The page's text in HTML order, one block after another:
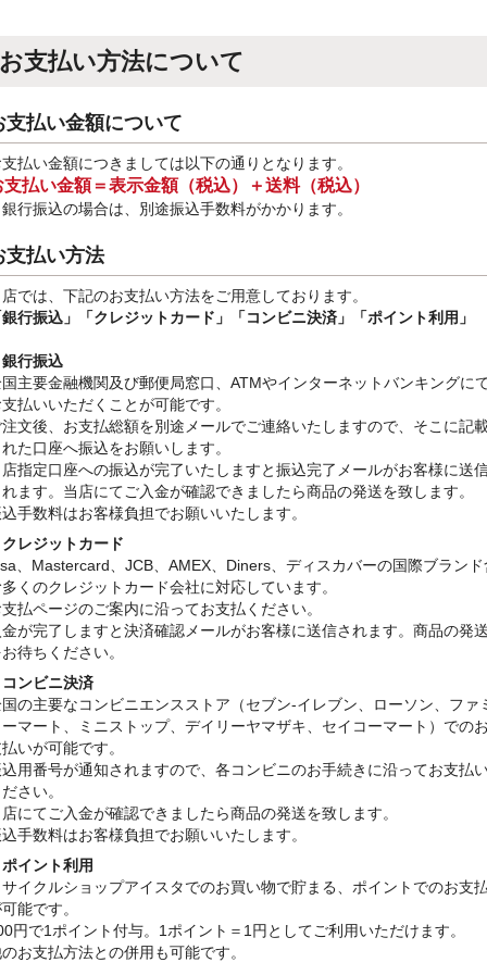
お支払い方法について
支払い金額について
払い金額につきましては以下の通りとなります。
支払い金額＝表示金額（税込）＋送料（税込）
行振込の場合は、別途振込手数料がかかります。
支払い方法
では、下記のお支払い方法をご用意しております。
行振込」
「クレジットカード」「コンビニ決済」「ポイント利用」
行振込
主要金融機関及び郵便局窓口、ATMやインターネットバンキングに
払いいただくことが可能です。
文後、お支払総額を別途メールでご連絡いたしますので、そこに記
た口座へ振込をお願いします。
指定口座への振込が完了いたしますと振込完了メールがお客様に送
ます。当店にてご入金が確認できましたら商品の発送を致します。
手数料はお客様負担でお願いいたします。
レジットカード
、Mastercard、JCB、AMEX、Diners、ディスカバーの国際ブランド
くのクレジットカード会社に対応しています。
払ページのご案内に沿ってお支払ください。
が完了しますと決済確認メールがお客様に送信されます。商品の発
待ちください。
ンビニ決済
の主要なコンビニエンスストア（セブン-イレブン、ローソン、ファ
マート、ミニストップ、デイリーヤマザキ、セイコーマート）での
いが可能です。
用番号が通知されますので、各コンビニのお手続きに沿ってお支払
さい。
にてご入金が確認できましたら商品の発送を致します。
手数料はお客様負担でお願いいたします。
イント利用
イクルショップアイスタでのお買い物で貯まる、ポイントでのお支
能です。
円で1ポイント付与。1ポイント＝1円としてご利用いただけます。
お支払方法との併用も可能です。